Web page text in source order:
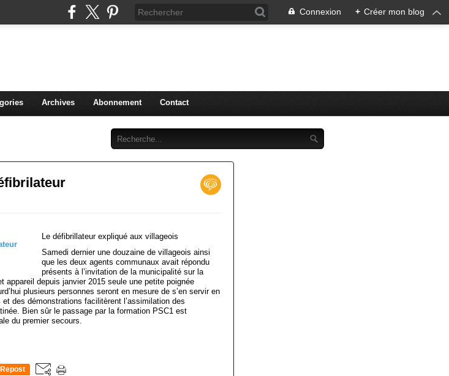
Connexion + Créer mon blog
Archives Abonnement Contact
Le défibrillateur expliqué aux villageois
Samedi dernier une douzaine de villageois ainsi
que les deux agents communaux avait répondu
présents à l’invitation de la municipalité sur la
appareil depuis janvier 2015 seule une petite poignée
plusieurs personnes seront en mesure de s’en servir en
des démonstrations facilitèrent l’assimilation des
Bien sûr le passage par la formation PSC1 est
du premier secours.
Repost